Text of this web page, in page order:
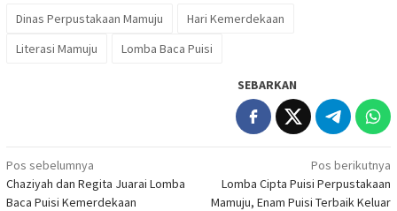
Dinas Perpustakaan Mamuju
Hari Kemerdekaan
Literasi Mamuju
Lomba Baca Puisi
SEBARKAN
Navigasi
pos
Pos sebelumnya
Chaziyah dan Regita Juarai Lomba
Baca Puisi Kemerdekaan
Pos berikutnya
Lomba Cipta Puisi Perpustakaan
Mamuju, Enam Puisi Terbaik Keluar